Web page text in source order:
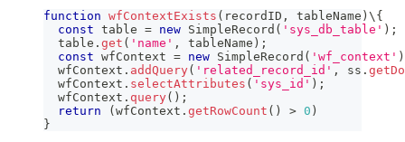
function wfContextExists ( recordID , tableName ) \ {
const table = new SimpleRecord ( 'sys_db_table' ) ;
  table
. get ( 'name' , tableName ) ;
const wfContext = new SimpleRecord ( 'wf_context' )
  wfContext
. addQuery( 'related_record_id' , ss .
  wfContext
. selectAttributes ( 'sys_id' ) ;
  wfContext
. query( ) ;
return
( wfContext . getRowCount ( ) > 0 )
}